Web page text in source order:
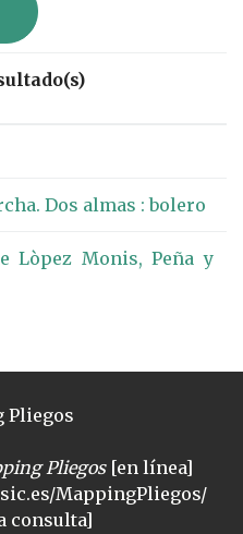
Dos almas : bolero
Lòpez Monis, Peña y
Pliegos
Pliegos[en línea]
MappingPliegos/
consulta]